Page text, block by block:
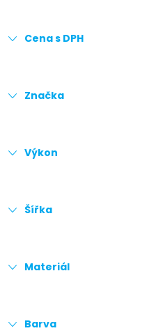
Cena s DPH
Značka
Výkon
Šířka
Materiál
Barva